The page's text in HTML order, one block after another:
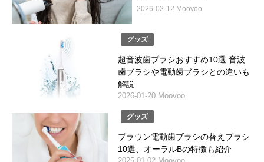
2026-02-12 Moovoo
グッズ
超音波歯ブラシおすすめ10選 音波
歯ブラシや電動歯ブラシとの違いも
解説
2026-01-20 Moovoo
グッズ
ブラウン電動歯ブラシの替えブラシ
10選、オーラルBの特徴も紹介